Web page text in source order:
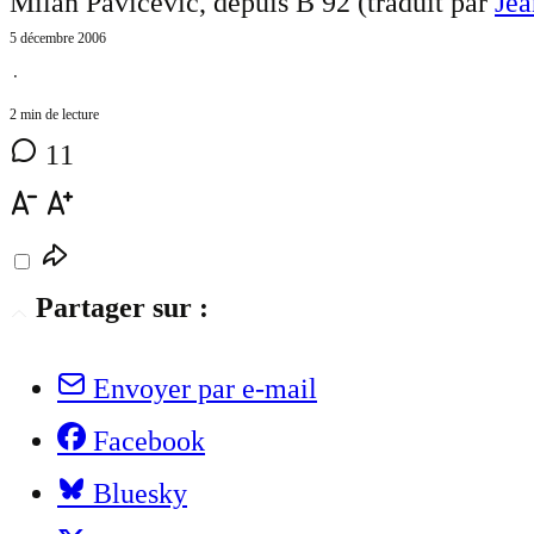
5 décembre 2006
⋅
2 min de lecture
11
Partager sur :
Envoyer par e-mail
Facebook
Bluesky